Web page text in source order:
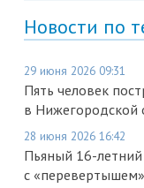
Новости по
29 июня 2026 09:31
Пять человек
в Нижегородской
28 июня 2026 16:42
Пьяный 16-
с